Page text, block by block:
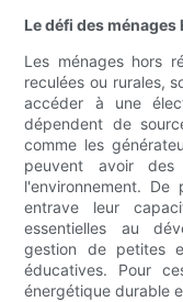
Le défi des ménages
Les ménages hors
reculées ou rurales,
accéder à une
dépendent de
comme les
peuvent avoir
l'environnement.
entrave leur
essentielles au
gestion de petites
éducatives. Pour
énergétique durable